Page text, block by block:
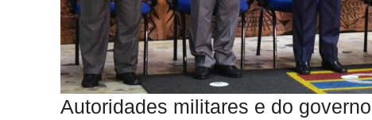
Autoridades militares e do